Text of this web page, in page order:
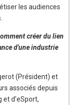
les audiences
créer du lien
d'une industrie
(Président) et
associés depuis
et d'eSport,